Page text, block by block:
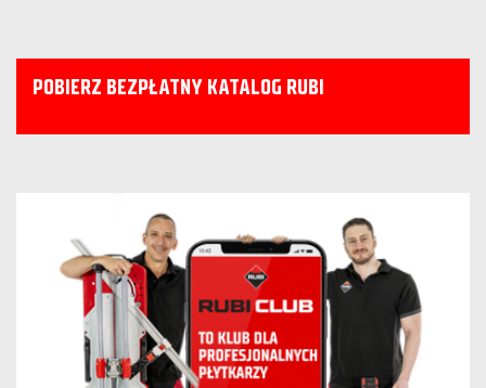
POBIERZ BEZPŁATNY KATALOG RUBI